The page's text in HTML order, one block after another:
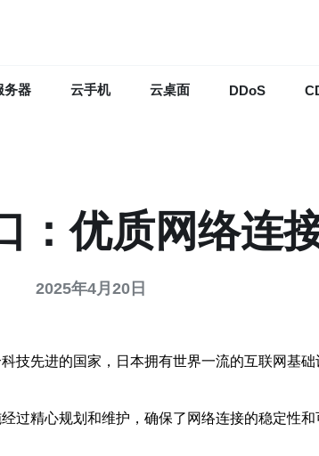
务器 云手机 云桌面 DDoS
：优质网络连
2025年4月20日
先进的国家，日本拥有世界一流的互联网基
过精心规划和维护，确保了网络连接的稳定性